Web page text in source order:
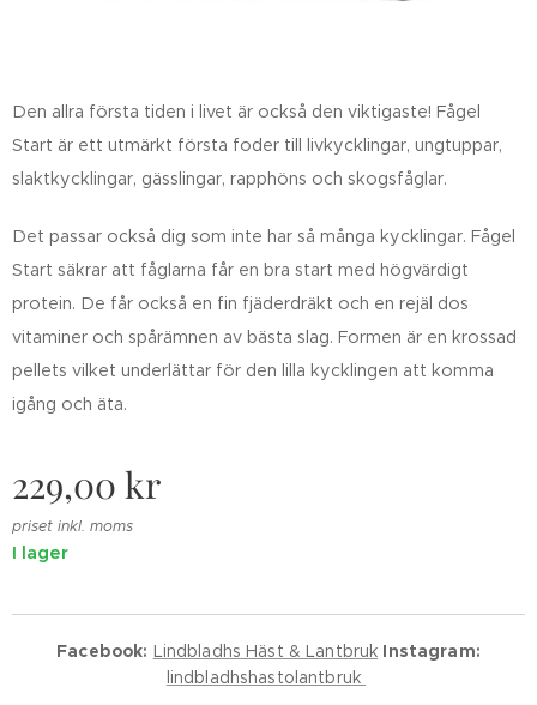
Den allra första tiden i livet är också den viktigaste! Fågel
Start är ett utmärkt första foder till livkycklingar, ungtuppar,
slaktkycklingar, gässlingar, rapphöns och skogsfåglar.
Det passar också dig som inte har så många kycklingar. Fågel
Start säkrar att fåglarna får en bra start med högvärdigt
protein. De får också en fin fjäderdräkt och en rejäl dos
vitaminer och spårämnen av bästa slag. Formen är en krossad
pellets vilket underlättar för den lilla kycklingen att komma
igång och äta.
229,00 kr
priset inkl. moms
I lager
Facebook: Lindbladhs Häst & Lantbruk Instagram:
lindbladhshastolantbruk